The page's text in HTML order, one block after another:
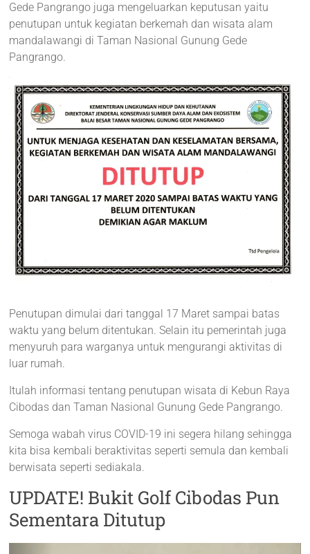
Gede Pangrango juga mengeluarkan keputusan yaitu
penutupan untuk kegiatan berkemah dan wisata alam
mandalawangi di Taman Nasional Gunung Gede
Pangrango.
Penutupan dimulai dari tanggal 17 Maret sampai batas
waktu yang belum ditentukan. Selain itu pemerintah juga
menyuruh para warganya untuk mengurangi aktivitas di
luar rumah.
Itulah informasi tentang penutupan wisata di Kebun Raya
Cibodas dan Taman Nasional Gunung Gede Pangrango.
Semoga wabah virus COVID-19 ini segera hilang sehingga
kita bisa kembali beraktivitas seperti semula dan kembali
berwisata seperti sediakala.
UPDATE! Bukit Golf Cibodas Pun
Sementara Ditutup